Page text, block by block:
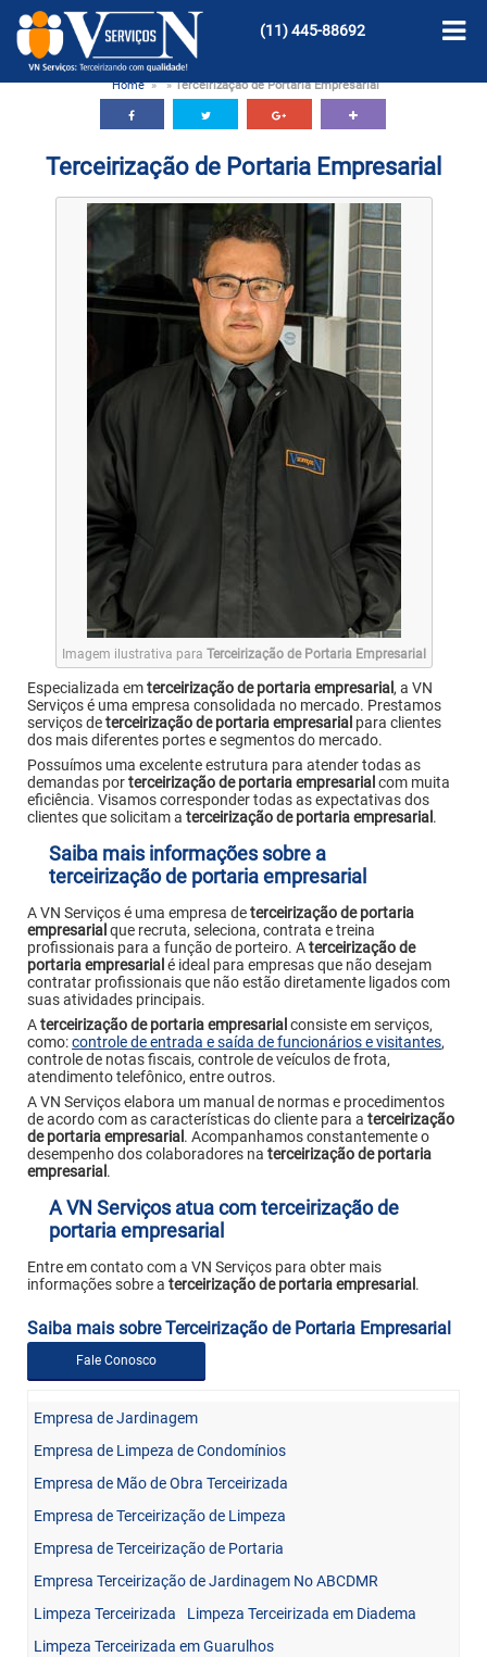
(11)445-88692
Home » »Terceirização de Portaria Empresarial
Terceirização de Portaria Empresarial
Imagem ilustrativa para Terceirização de Portaria Empresarial
Especializada emterceirização de portaria empresarial, a VN
Serviços é uma empresa consolidada no mercado. Prestamos
serviços deterceirização de portaria empresarial para clientes
dos mais diferentes portes e segmentos do mercado.
Possuímos uma excelente estrutura para atender todas as
demandas porterceirização de portaria empresarial com muita
eficiência. Visamos corresponder todas as expectativas dos
clientes que solicitam a terceirização de portaria empresarial .
Saiba mais informações sobre a
terceirização de portaria empresarial
A VN Serviços é uma empresa deterceirização de portaria
empresarial que recruta, seleciona, contrata e treina
profissionais para a função de porteiro. Aterceirização de
portaria empresarial é ideal para empresas que não desejam
contratar profissionais que não estão diretamente ligados com
suas atividades principais.
Aterceirização de portaria empresarial consiste em serviços,
como:controle de entrada e saída de funcionários e visitantes,
controle de notas fiscais, controle de veículos de frota,
atendimento telefônico, entre outros.
A VN Serviços elabora um manual de normas e procedimentos
de acordo com as características do cliente para a terceirização
de portaria empresarial . Acompanhamos constantemente o
desempenho dos colaboradores na terceirização de portaria
empresarial .
A VN Serviços atua com terceirização de
portaria empresarial
Entre em contato com a VN Serviços para obter mais
informações sobre a terceirização de portaria empresarial .
Saiba mais sobre Terceirização de Portaria Empresarial
Fale Conosco
Empresa de Jardinagem
Empresa de Limpeza de Condomínios
Empresa de Mão de Obra Terceirizada
Empresa de Terceirização de Limpeza
Empresa de Terceirização de Portaria
Empresa Terceirização de Jardinagem No ABCDMR
Limpeza Terceirizada
Limpeza Terceirizada em Diadema
Limpeza Terceirizada em Guarulhos